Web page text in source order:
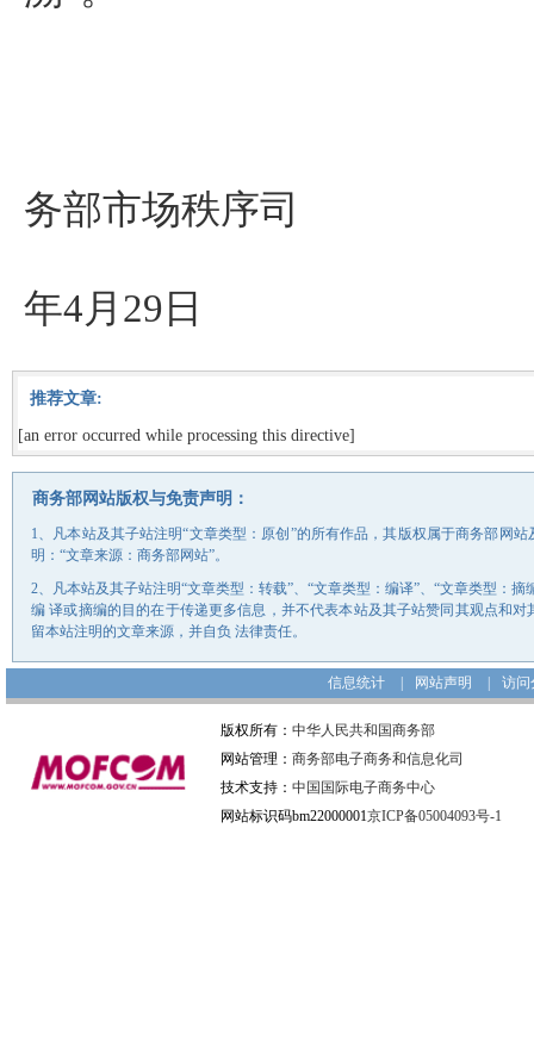
务部市场秩序司
年4月29日
推荐文章:
[an error occurred while processing this directive]
商务部网站版权与免责声明：
1、凡本站及其子站注明“文章类型：原创”的所有作品，其版权属于商务部网
明：“文章来源：商务部网站”。
2、凡本站及其子站注明“文章类型：转载”、“文章类型：编译”、“文章类型：
编 译或摘编的目的在于传递更多信息，并不代表本站及其子站赞同其观点和
留本站注明的文章来源，并自负 法律责任。
信息统计 网站声明 访问
版权所有： 中华人民共和国商务部
网站管理： 商务部电子商务和信息化司
技术支持： 中国国际电子商务中心
网站标识码bm22000001京ICP备05004093号-1